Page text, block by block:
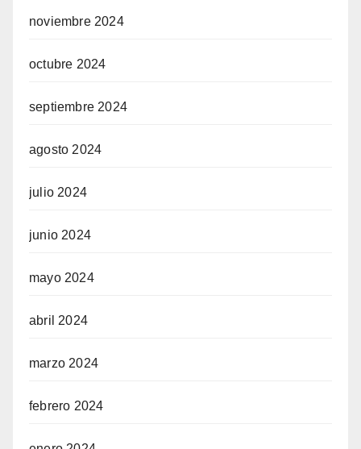
noviembre 2024
octubre 2024
septiembre 2024
agosto 2024
julio 2024
junio 2024
mayo 2024
abril 2024
marzo 2024
febrero 2024